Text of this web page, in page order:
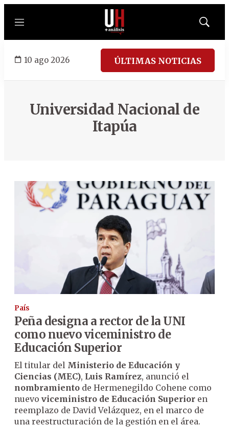
Menú
Mostrar
10 ago 2026 ÚLTIMAS NOTICIAS
Universidad Nacional de
Itapúa
País
Peña designa a rector de la UNI
como nuevo viceministro de
Educación Superior
El titular del Ministerio de Educación y
Ciencias (MEC), Luis Ramírez, anunció el
nombramiento de Hermenegildo Cohene como
nuevo viceministro de Educación Superior en
reemplazo de David Velázquez, en el marco de
una reestructuración de la gestión en el área.